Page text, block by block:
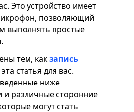
Это устройство имеет
позволяющий
выполнять простые
тем, какзапись
статья для вас.
ниже
и различные сторонние
могут стать